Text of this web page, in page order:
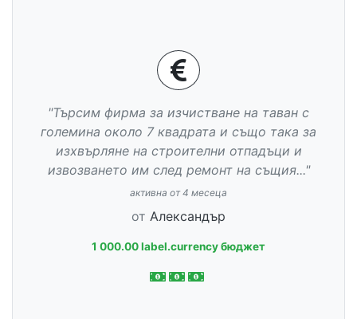
"Търсим фирма за изчистване на таван с
големина около 7 квадрата и също така за
изхвърляне на строителни отпадъци и
извозването им след ремонт на същия..."
активна от 4 месеца
от Александър
1 000.00 label.currency бюджет